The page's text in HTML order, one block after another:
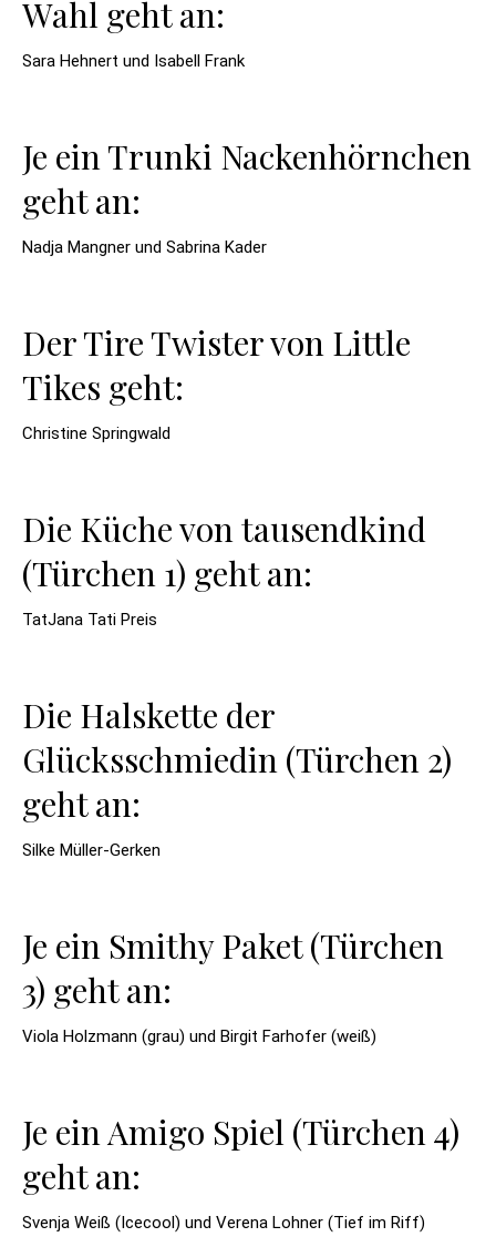
Wahl geht an:
Sara Hehnert und Isabell Frank
Je ein Trunki Nackenhörnchen
geht an:
Nadja Mangner und Sabrina Kader
Der Tire Twister von Little
Tikes geht:
Christine Springwald
Die Küche von tausendkind
(Türchen 1) geht an:
TatJana Tati Preis
Die Halskette der
Glücksschmiedin (Türchen 2)
geht an:
Silke Müller-Gerken
Je ein Smithy Paket (Türchen
3) geht an:
Viola Holzmann (grau) und Birgit Farhofer (weiß)
Je ein Amigo Spiel (Türchen 4)
geht an:
Svenja Weiß (Icecool) und Verena Lohner (Tief im Riff)